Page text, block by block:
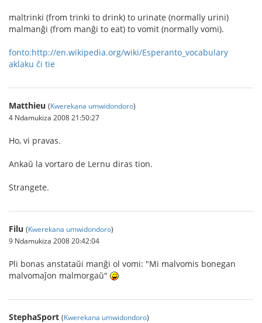
maltrinki (from trinki to drink) to urinate (normally urini)
malmanĝi (from manĝi to eat) to vomit (normally vomi).
fonto:http://en.wikipedia.org/wiki/Esperanto_vocabulary
aklaku ĉi tie
Matthieu (Kwerekana umwidondoro)
4 Ndamukiza 2008 21:50:27
Ho, vi pravas.
Ankaŭ la vortaro de Lernu diras tion.
Strangete.
Filu (Kwerekana umwidondoro)
9 Ndamukiza 2008 20:42:04
Pli bonas anstataŭi manĝi ol vomi: "Mi malvomis bonegan
malvomaĵon malmorgaŭ"
StephaSport (Kwerekana umwidondoro)